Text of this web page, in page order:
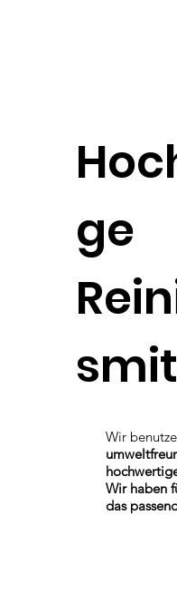
ge
Wir
Wir haben
das